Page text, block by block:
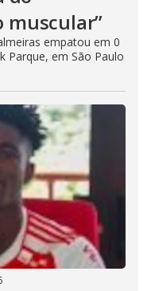
muscular”
empatou em 0
Parque, em São Paulo